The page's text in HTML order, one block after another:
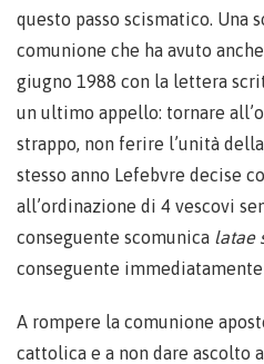
questo passo scismatico. Una
comunione che ha avuto
giugno 1988 con la lettera
un ultimo appello: tornare
strappo, non ferire l’unità
stesso anno Lefebvre decise
all’ordinazione di 4 vescovi
conseguente scomunica latae
conseguente immediatamente
A rompere la comunione
cattolica e a non dare ascolto